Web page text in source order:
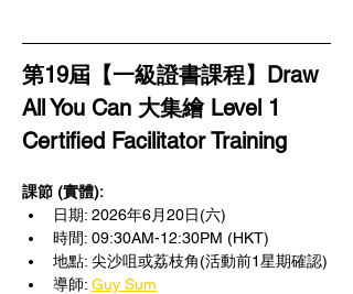
第19屆【一級證書課程】Draw
All You Can 大集繪 Level 1
Certified Facilitator Training
課節 (實體):
日期: 2026年6月20日(六)
時間: 09:30AM-12:30PM (HKT)
地點: 尖沙咀或荔枝角(活動前1星期確認)
導師: Guy Sum